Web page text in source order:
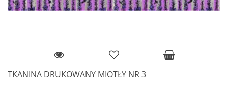
TKANINA DRUKOWANY MIOTŁY NR 3